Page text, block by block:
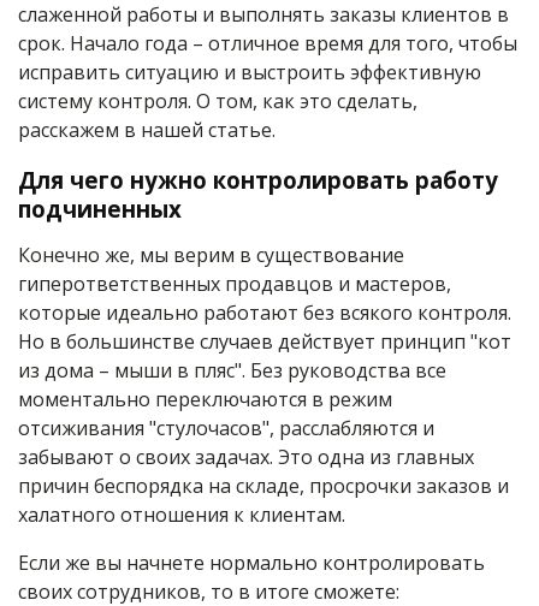
слаженной работы и выполнять заказы клиентов в
срок. Начало года – отличное время для того, чтобы
исправить ситуацию и выстроить эффективную
систему контроля. О том, как это сделать,
расскажем в нашей статье.
Для чего нужно контролировать работу
подчиненных
Конечно же, мы верим в существование
гиперответственных продавцов и мастеров,
которые идеально работают без всякого контроля.
Но в большинстве случаев действует принцип "кот
из дома – мыши в пляс". Без руководства все
моментально переключаются в режим
отсиживания "стулочасов", расслабляются и
забывают о своих задачах. Это одна из главных
причин беспорядка на складе, просрочки заказов и
халатного отношения к клиентам.
Если же вы начнете нормально контролировать
своих сотрудников, то в итоге сможете: